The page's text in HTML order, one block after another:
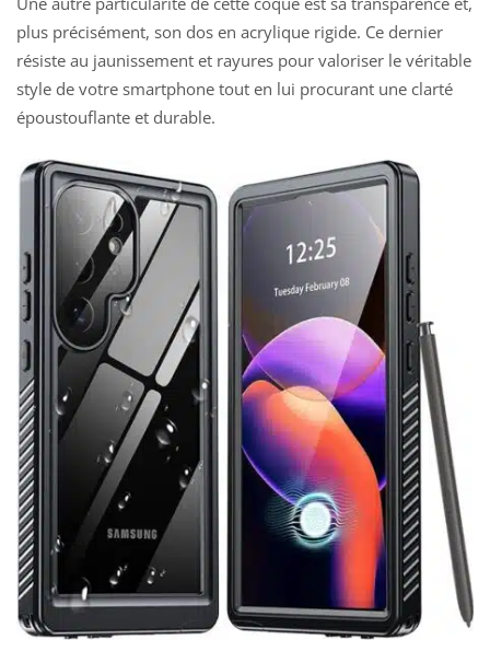
plus précisément, son dos en acrylique rigide. Ce dernier
résiste au jaunissement et rayures pour valoriser le véritable
style de votre smartphone tout en lui procurant une clarté
époustouflante et durable.